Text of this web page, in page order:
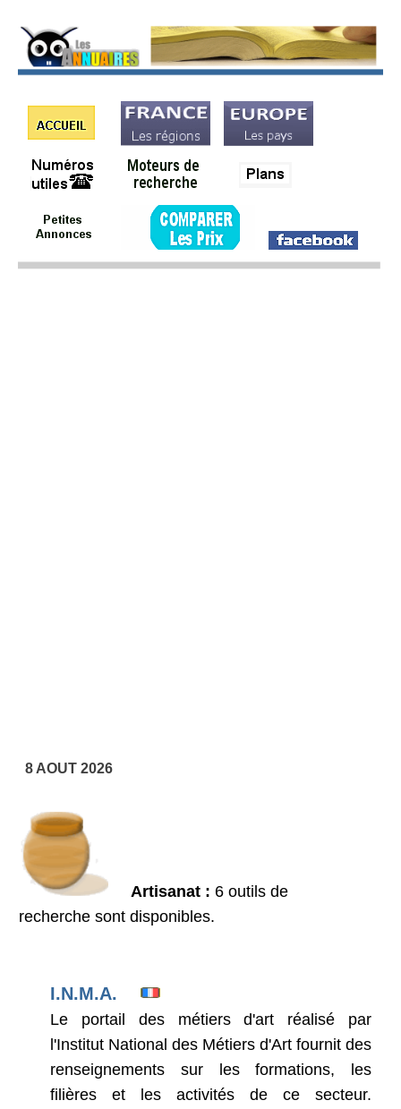
8 AOUT 2026
Artisanat : 6 outils de
recherche sont disponibles.
I.N.M.A.
Le portail des métiers d'art réalisé par
l'Institut National des Métiers d'Art fournit des
renseignements sur les formations, les
filières et les activités de ce secteur.